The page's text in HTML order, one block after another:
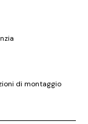
di montaggio